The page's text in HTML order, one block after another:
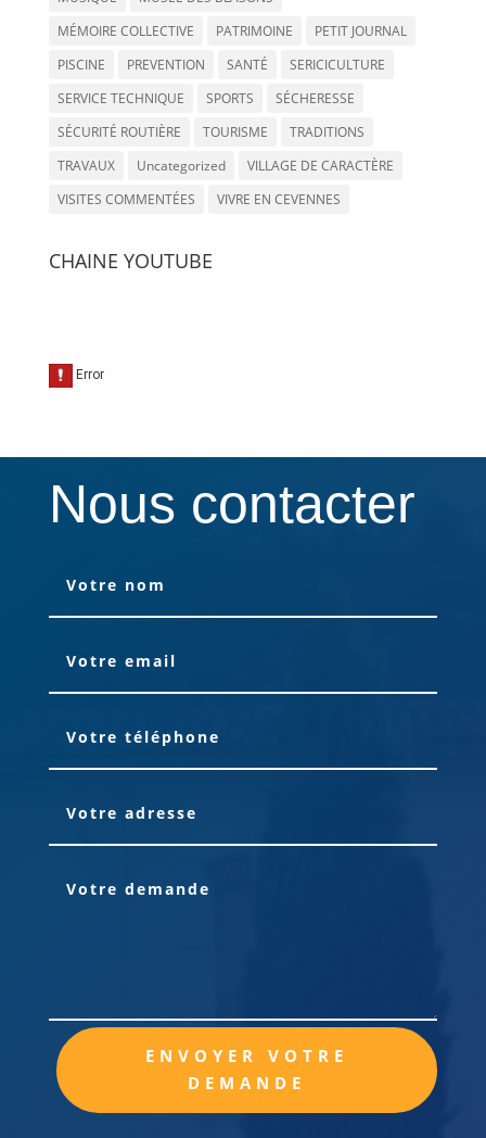
MÉMOIRE COLLECTIVE
PATRIMOINE
PETIT JOURNAL
PISCINE
PREVENTION SANTÉ
SERICICULTURE
SERVICE TECHNIQUE
SPORTS
SÉCHERESSE
SÉCURITÉ ROUTIÈRE
TOURISME
TRADITIONS
TRAVAUX
Uncategorized
VILLAGE DE CARACTÈRE
VISITES COMMENTÉES
VIVRE EN CEVENNES
CHAINE YOUTUBE
Nous contacter
ENVOYER VOTRE
DEMANDE
Alternative: